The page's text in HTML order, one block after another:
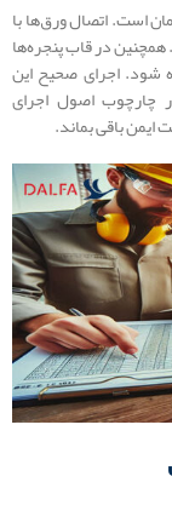
است. اتصال ورق‌ها با
در قاب پنجره‌ها
اجرای صحیح این
چارچوب اصول اجرای
باقی بماند.